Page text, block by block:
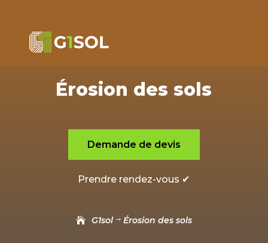
Érosion des sols
Demande de devis
Prendre rendez-vous ✔
G1sol $ Érosion des sols